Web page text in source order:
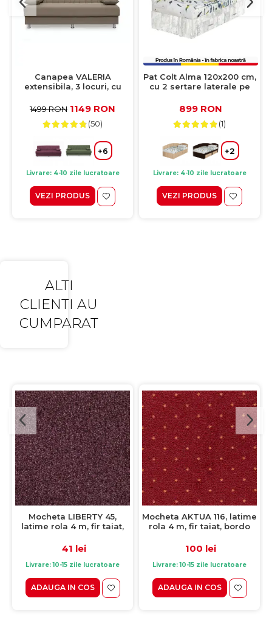
Canapea VALERIA
extensibila, 3 locuri, cu
cappuccino, 190x82x83 cm
1499 RON 1149 RON
(50)
+6
Livrare: 4-10 zile lucratoare
VEZI PRODUS
Pat Colt Alma 120x200 cm,
cu 2 sertare laterale pe
pin antichizat
899 RON
(1)
+2
Livrare: 4-10 zile lucratoare
VEZI PRODUS
ALTI
CLIENTI AU
CUMPARAT
Mocheta LIBERTY 45,
latime rola 4 m, fir taiat,
41 lei
Livrare: 10-15 zile lucratoare
ADAUGA IN COS
Mocheta AKTUA 116, latime
rola 4 m, fir taiat, bordo
100 lei
Livrare: 10-15 zile lucratoare
ADAUGA IN COS